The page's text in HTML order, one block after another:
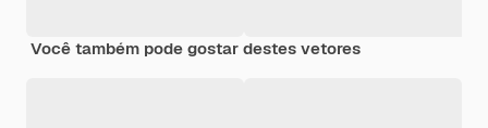
Você também pode gostar destes vetores